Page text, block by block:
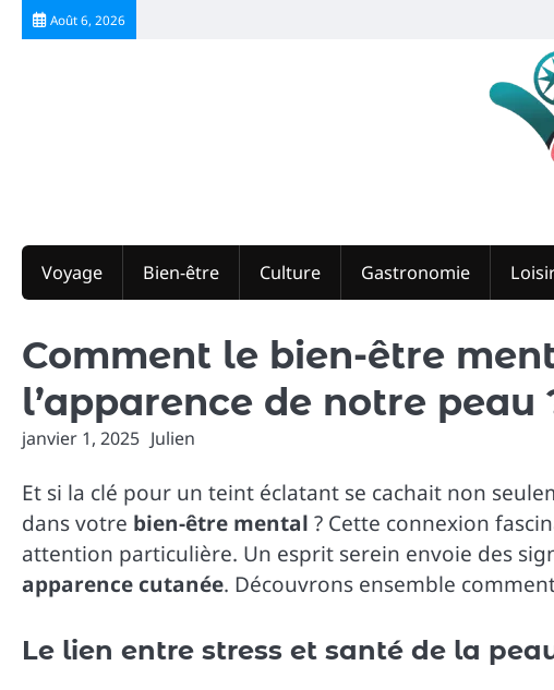
Skip
Août 6, 2026
Voyage Bien-être Culture Gastronomie
Comment le bien-être
l’apparence de notre peau
janvier 1, 2025 Julien
Et si la clé pour un teint éclatant se cachait non
dans votre bien-être mental ? Cette connexion
attention particulière. Un esprit serein envoie des
apparence cutanée. Découvrons ensemble
Le lien entre stress et santé de la